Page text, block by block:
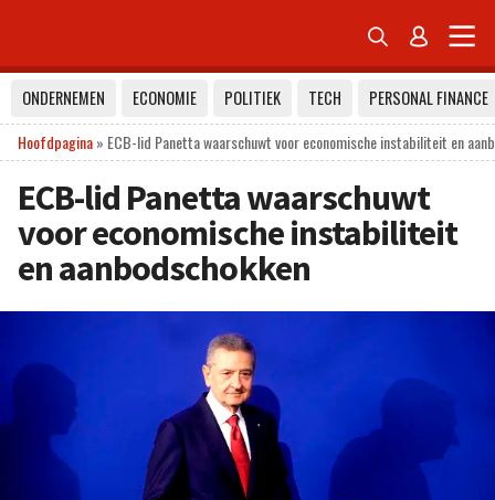
 
ONDERNEMEN ECONOMIE POLITIEK TECH
PERSONAL FINANCE
Hoofdpagina» ECB-lid Panetta waarschuwt voor economische instabiliteit en
ECB-lid Panetta waarschuwt
voor economische instabiliteit
en aanbodschokken